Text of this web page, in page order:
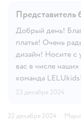
Представитель
Добрый день!
платья! Очень
дизайн! Носите с
вас в числе
команда LELUkids!
23 декабря 2024
22 декабря 2024 ·